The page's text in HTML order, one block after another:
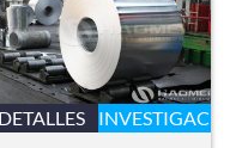
DETALLES INVESTIGACIÓN